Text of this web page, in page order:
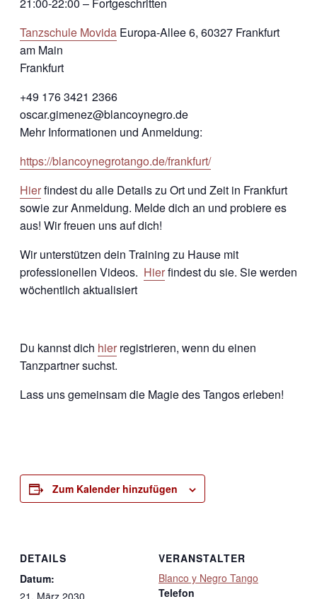
Tanzschule Movida Europa-Allee 6, 60327 Frankfurt
am Main
Frankfurt
+49 176 3421 2366
oscar.gimenez@blancoynegro.de
Mehr Informationen und Anmeldung:
https://blancoynegrotango.de/frankfurt/
Hierfindest du alle Details zu Ort und Zeit in Frankfurt
sowie zur Anmeldung. Melde dich an und probiere es
aus! Wir freuen uns auf dich!
Wir unterstützen dein Training zu Hause mit
professionellen Videos. Hierfindest du sie. Sie werden
wöchentlich aktualisiert
Du kannst dich hier registrieren, wenn du einen
Tanzpartner suchst.
Lass uns gemeinsam die Magie des Tangos erleben!
Zum Kalender hinzufügen
DETAILS
Datum:
21. März 2030
VERANSTALTER
Blanco y Negro Tango
Telefon